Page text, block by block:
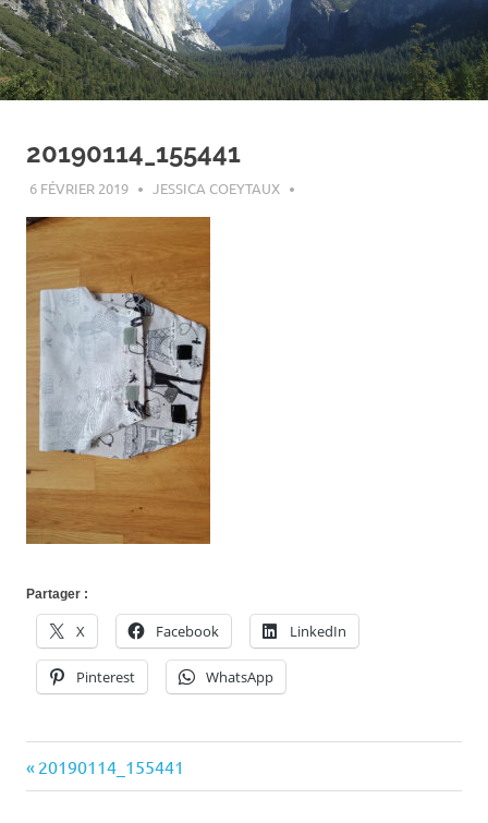
20190114_155441
6 FÉVRIER 2019 JESSICA COEYTAUX
Partager :
X Facebook LinkedIn
Pinterest WhatsApp
Navigation
Previous
Post:
20190114_155441